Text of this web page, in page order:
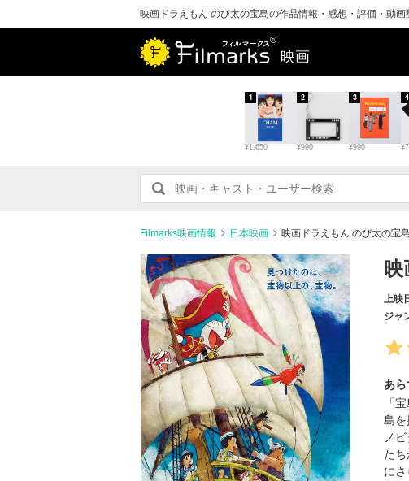
映画ドラえもん のび太の宝島の作品情報・感想・評価・動画
映画
¥1,650
1
¥990
2
¥990
3 4
Filmarks映画情報 日本映画 映画ドラえもん のび太の宝
上映
ジャ
あら
「
島を
ノ
た
にさ